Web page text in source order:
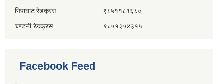
सिपाघाट रेडक्रस ९८५११८१६८०
चण्डनी रेडक्रस ९८५१२५४३१५
Facebook Feed